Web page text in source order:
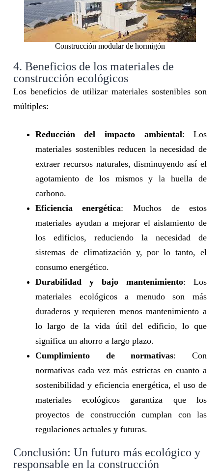
Construcción modular de hormigón
4. Beneficios de los materiales de
construcción ecológicos
Los beneficios de utilizar materiales sostenibles son
múltiples:
Reducción del impacto ambiental: Los
materiales sostenibles reducen la necesidad de
extraer recursos naturales, disminuyendo así el
agotamiento de los mismos y la huella de
carbono.
Eficiencia energética: Muchos de estos
materiales ayudan a mejorar el aislamiento de
los edificios, reduciendo la necesidad de
sistemas de climatización y, por lo tanto, el
consumo energético.
Durabilidad y bajo mantenimiento: Los
materiales ecológicos a menudo son más
duraderos y requieren menos mantenimiento a
lo largo de la vida útil del edificio, lo que
significa un ahorro a largo plazo.
Cumplimiento de normativas: Con
normativas cada vez más estrictas en cuanto a
sostenibilidad y eficiencia energética, el uso de
materiales ecológicos garantiza que los
proyectos de construcción cumplan con las
regulaciones actuales y futuras.
Conclusión: Un futuro más ecológico y
responsable en la construcción